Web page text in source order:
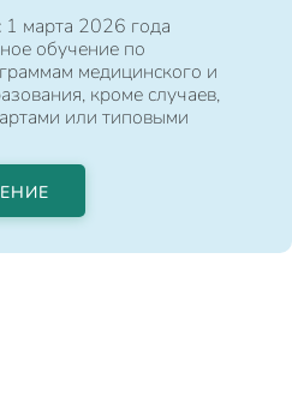
1 марта 2026 года
обучение по
медицинского и
кроме случаев,
или типовыми